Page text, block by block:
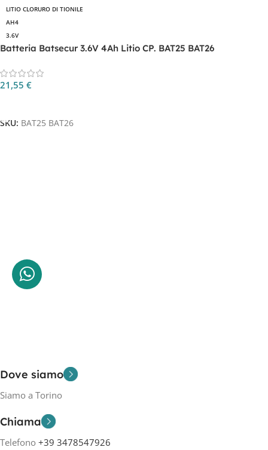
LITIO CLORURO DI TIONILE
AH4
3.6V
Batteria Batsecur 3.6V 4Ah Litio CP. BAT25 BAT26
21,55 €
SKU: BAT25 BAT26
Dove siamo
Siamo a Torino
Chiama
Telefono +39 3478547926